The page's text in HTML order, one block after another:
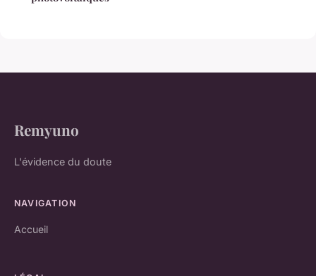
Remyuno
L'évidence du doute
NAVIGATION
Accueil